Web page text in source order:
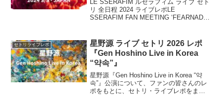
S/S – JAPAN』
LE SSERAFIM ルセラフィム ライブ セト
リ 全日程 2024 ライブレポLE
SSERAFIM FAN MEETING ‘FEARNADA’
セトリライブレポ
星野源 ライブ セトリ 2026 レポ
『Gen Hoshino Live in Korea
“약속”』
星野源『Gen Hoshino Live in Korea “약
속”』公演について、ファンの皆さんのレ
ポをもとに、セトリ・ライブレポをまと